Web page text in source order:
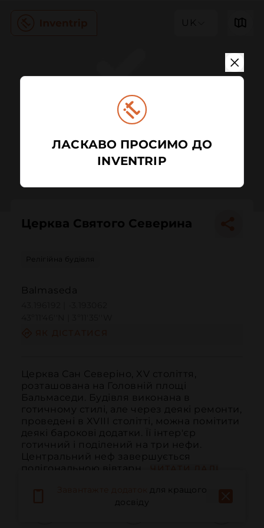
UK
Церква Святого Северина
Релігійна будівля
Balmaseda
Церква Сан Северіно, XV століття,
розташована на Головній площі
Бальмаседи. Будівля виконана в
готичному стилі, але через деякі ремонти,
проведені в XVIII столітті, можна помітити
деякі барокові додатки. Її інтер'єр
готичний і поділений на три нефи.
Центральний неф завершується
полігональною вівтарн...
для кращого
досвіду
ЛАСКАВО ПРОСИМО ДО
INVENTRIP